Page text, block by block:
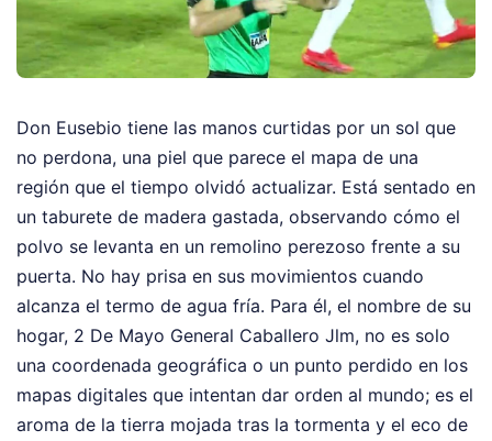
Don Eusebio tiene las manos curtidas por un sol que
no perdona, una piel que parece el mapa de una
región que el tiempo olvidó actualizar. Está sentado en
un taburete de madera gastada, observando cómo el
polvo se levanta en un remolino perezoso frente a su
puerta. No hay prisa en sus movimientos cuando
alcanza el termo de agua fría. Para él, el nombre de su
hogar, 2 De Mayo General Caballero Jlm, no es solo
una coordenada geográfica o un punto perdido en los
mapas digitales que intentan dar orden al mundo; es el
aroma de la tierra mojada tras la tormenta y el eco de